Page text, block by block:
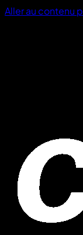
Aller au contenu